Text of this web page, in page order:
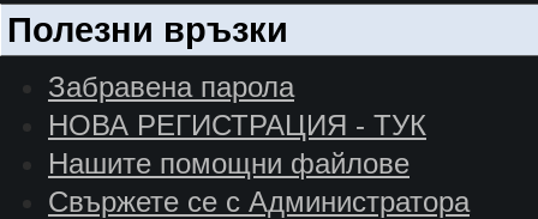
Полезни връзки
Забравена парола
НОВА РЕГИСТРАЦИЯ - ТУК
Нашите помощни файлове
Свържете се с Администратора